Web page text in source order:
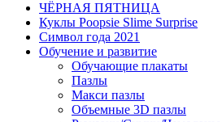
ЧЁРНАЯ ПЯТНИЦА
Куклы Poopsie Slime Surprise
Символ года 2021
Обучение и развитие
Обучающие плакаты
Пазлы
Макси пазлы
Объемные 3D пазлы